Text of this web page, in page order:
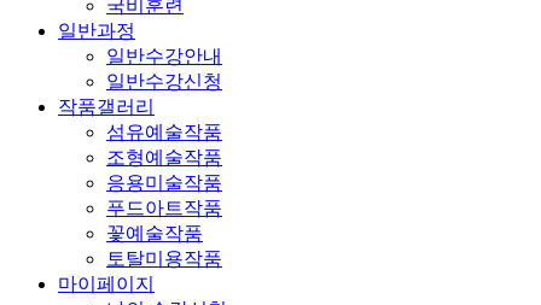
국비훈련
일반과정
일반수강안내
일반수강신청
작품갤러리
섬유예술작품
조형예술작품
응용미술작품
푸드아트작품
꽃예술작품
토탈미용작품
마이페이지